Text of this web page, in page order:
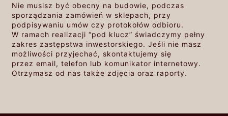
Nie musisz być obecny na budowie, podczas
sporządzania zamówień w sklepach, przy
podpisywaniu umów czy protokołów odbioru.
W ramach realizacji “pod klucz” świadczymy pełny
zakres zastępstwa inwestorskiego. Jeśli nie masz
możliwości przyjechać, skontaktujemy się
przez email, telefon lub komunikator internetowy.
Otrzymasz od nas także zdjęcia oraz raporty.